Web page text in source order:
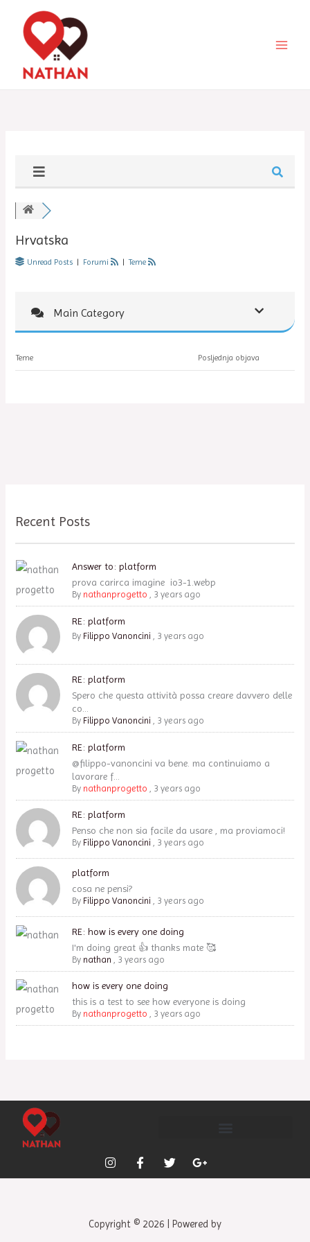
content
Hrvatska
Unread Posts | Forumi | Teme
Main Category
Teme Posljednja objava
Recent Posts
Answer to: platform
prova carirca imagine io3-1.webp
By nathanprogetto , 3 years ago
RE: platform
By Filippo Vanoncini 3 years ago
RE: platform
Spero che questa attività possa creare davvero delle
co...
By Filippo Vanoncini 3 years ago
RE: platform
@filippo-vanoncini va bene. ma continuiamo a
lavorare f...
By nathanprogetto 3 years ago
RE: platform
Penso che non sia facile da usare , ma proviamoci!
By Filippo Vanoncini , 3 years ago
platform
cosa ne pensi?
By Filippo Vanoncini , 3 years ago
RE: how is every one doing
I'm doing great 👍 thanks mate 🥰
By nathan 3 years ago
how is every one doing
this is a test to see how everyone is doing
By nathanprogetto , 3 years ago
I
n
s
r
F
a
c
o
T
w
i
r
G
o
o
-
Copyright © 2026 | Powered by